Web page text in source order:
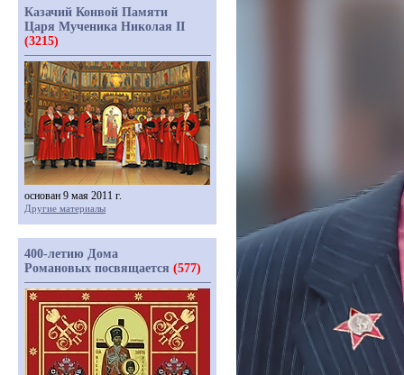
Казачий Конвой Памяти
Царя Мученика Николая II
(3215)
основан 9 мая 2011 г.
Другие материалы
400-летию Дома
Романовых посвящается (577)